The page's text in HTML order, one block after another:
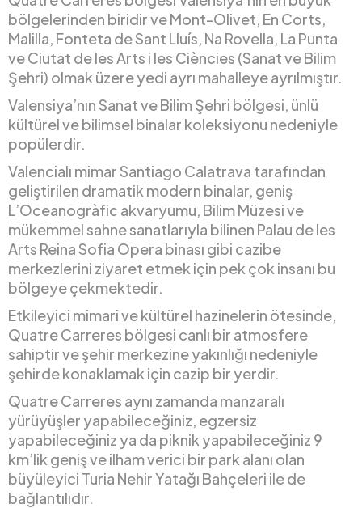
bölgelerinden biridir ve Mont-Olivet, En Corts,
Malilla, Fonteta de Sant Lluís, Na Rovella, La Punta
ve Ciutat de les Arts i les Ciències (Sanat ve Bilim
Şehri) olmak üzere yedi ayrı mahalleye ayrılmıştır.
Valensiya’nın Sanat ve Bilim Şehri bölgesi, ünlü
kültürel ve bilimsel binalar koleksiyonu nedeniyle
popülerdir.
Valencialı mimar Santiago Calatrava tarafından
geliştirilen dramatik modern binalar, geniş
L’Oceanogràfic akvaryumu, Bilim Müzesi ve
mükemmel sahne sanatlarıyla bilinen Palau de les
Arts Reina Sofia Opera binası gibi cazibe
merkezlerini ziyaret etmek için pek çok insanı bu
bölgeye çekmektedir.
Etkileyici mimari ve kültürel hazinelerin ötesinde,
Quatre Carreres bölgesi canlı bir atmosfere
sahiptir ve şehir merkezine yakınlığı nedeniyle
şehirde konaklamak için cazip bir yerdir.
Quatre Carreres aynı zamanda manzaralı
yürüyüşler yapabileceğiniz, egzersiz
yapabileceğiniz ya da piknik yapabileceğiniz 9
km’lik geniş ve ilham verici bir park alanı olan
büyüleyici Turia Nehir Yatağı Bahçeleri ile de
bağlantılıdır.